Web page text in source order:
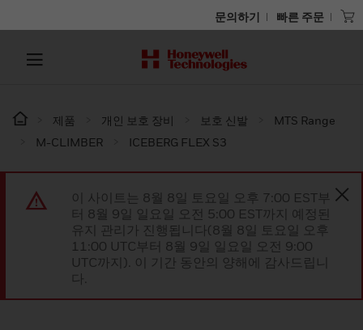
문의하기 빠른 주문
제품 개인 보호 장비 보호 신발
MTS Range
M-CLIMBER
ICEBERG FLEX S3
이 사이트는 8월 8일 토요일 오후 7:00 EST부
터 8월 9일 일요일 오전 5:00 EST까지 예정된
유지 관리가 진행됩니다(8월 8일 토요일 오후
11:00 UTC부터 8월 9일 일요일 오전 9:00
UTC까지). 이 기간 동안의 양해에 감사드립니
다.